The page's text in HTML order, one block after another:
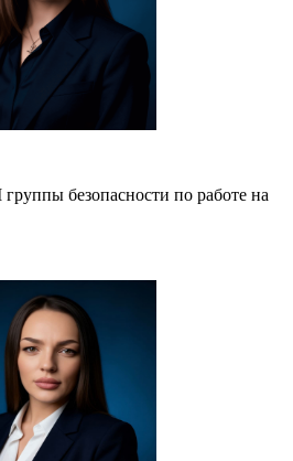
безопасности по работе на